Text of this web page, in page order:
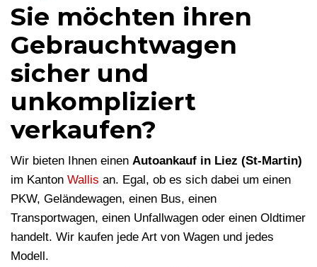
Sie möchten ihren
Gebrauchtwagen
sicher und
unkompliziert
verkaufen?
Wir bieten Ihnen einen Autoankauf in Liez (St-Martin)
im Kanton Wallis an. Egal, ob es sich dabei um einen
PKW, Geländewagen, einen Bus, einen
Transportwagen, einen Unfallwagen oder einen Oldtimer
handelt. Wir kaufen jede Art von Wagen und jedes
Modell.